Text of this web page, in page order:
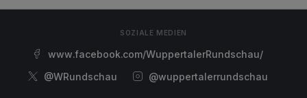
SOZIALE MEDIEN
www.facebook.com/WuppertalerRundschau/
@WRundschau
@wuppertalerrundschau